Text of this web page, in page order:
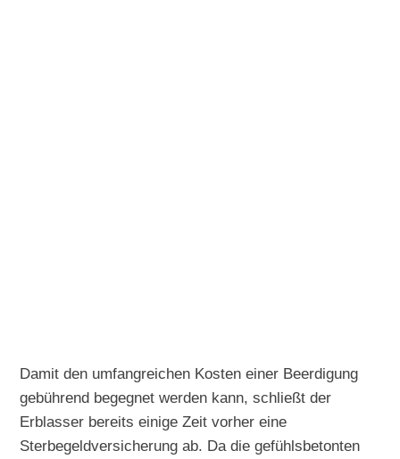
Damit den umfangreichen Kosten einer Beerdigung
gebührend begegnet werden kann, schließt der
Erblasser bereits einige Zeit vorher eine
Sterbegeldversicherung ab. Da die gefühlsbetonten